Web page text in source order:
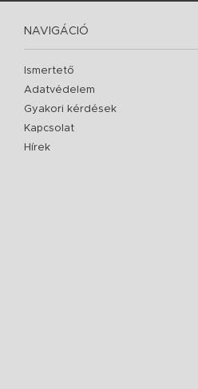
NAVIGÁCIÓ
Ismertető
Adatvédelem
Gyakori kérdések
Kapcsolat
Hírek